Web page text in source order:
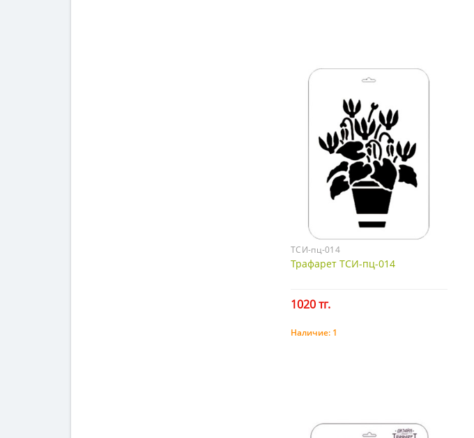
ТСИ-пц-014
Трафарет ТСИ-пц-014
1020 тг.
Купить
Наличие: 1